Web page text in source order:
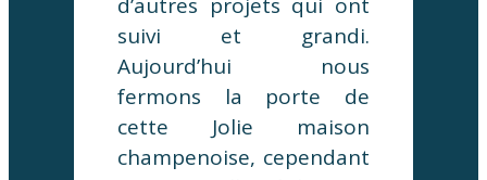
suivi et grandi.
Aujourd’hui nous
fermons la porte de
cette Jolie maison
champenoise, cependant